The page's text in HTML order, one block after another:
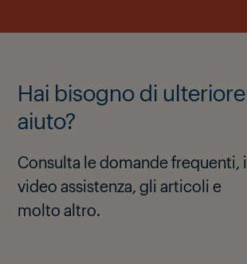
Hai bisogno di ulteriore
aiuto?
Consulta le domande frequenti, i
video assistenza, gli articoli e
molto altro.